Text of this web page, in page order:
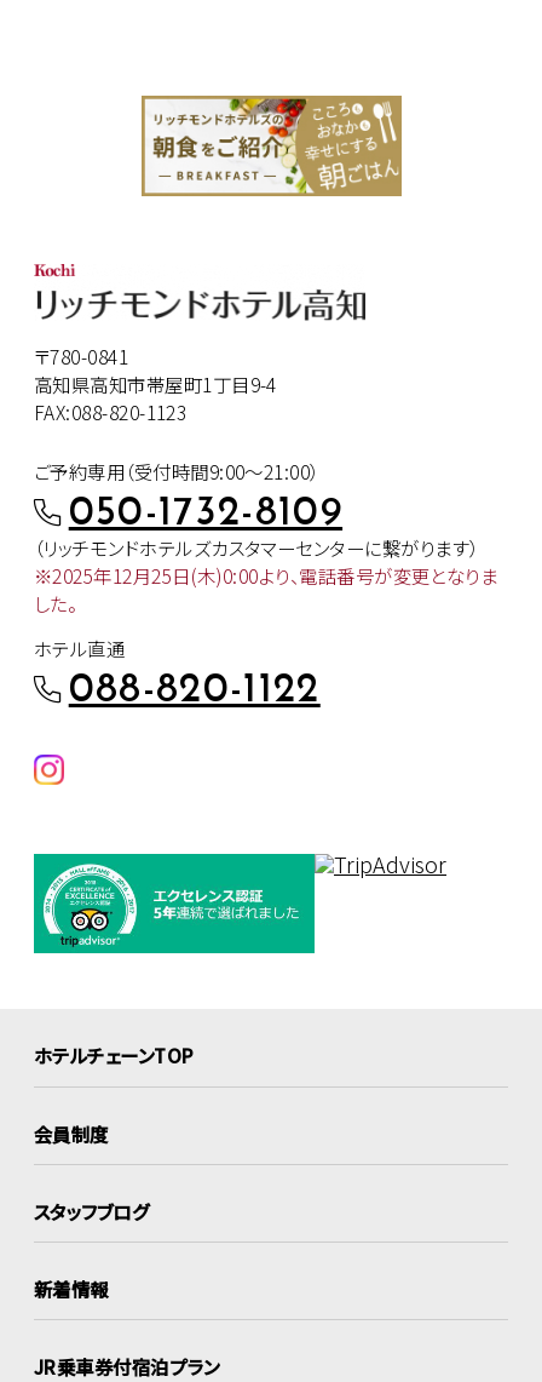
〒780-0841
高知県高知市帯屋町1丁目9-4
FAX:088-820-1123
ご予約専用（受付時間9:00～21:00）
050-1732-8109
（リッチモンドホテルズカスタマーセンターに繋がります）
※2025年12月25日(木)0:00より、電話番号が変更となりま
した。
ホテル直通
088-820-1122
ホテルチェーンTOP
会員制度
スタッフブログ
新着情報
JR乗車券付宿泊プラン